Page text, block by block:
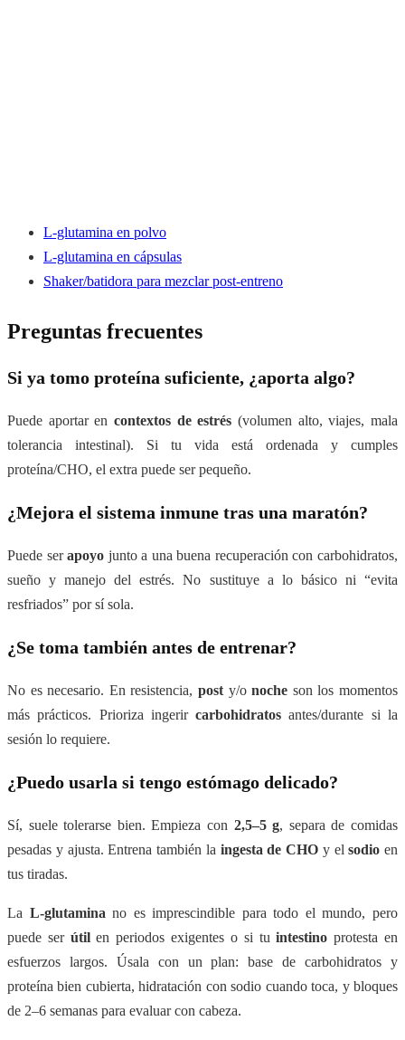
L-glutamina en polvo
L-glutamina en cápsulas
Shaker/batidora para mezclar post-entreno
Preguntas frecuentes
Si ya tomo proteína suficiente, ¿aporta algo?
Puede aportar en contextos de estrés (volumen alto, viajes, mala
tolerancia intestinal). Si tu vida está ordenada y cumples
proteína/CHO, el extra puede ser pequeño.
¿Mejora el sistema inmune tras una maratón?
Puede serapoyo junto a una buena recuperación con carbohidratos,
sueño y manejo del estrés. No sustituye a lo básico ni “evita
resfriados” por sí sola.
¿Se toma también antes de entrenar?
No es necesario. En resistencia, post y/onoche son los momentos
más prácticos. Prioriza ingerircarbohidratos antes/durante si la
sesión lo requiere.
¿Puedo usarla si tengo estómago delicado?
Sí, suele tolerarse bien. Empieza con 2,5–5 g, separa de comidas
pesadas y ajusta. Entrena también la ingesta de CHO y elsodio en
tus tiradas.
La L-glutamina no es imprescindible para todo el mundo, pero
puede ser útilen periodos exigentes o si tuintestino protesta en
esfuerzos largos. Úsala con un plan: base de carbohidratos y
proteína bien cubierta, hidratación con sodio cuando toca, y bloques
de 2–6 semanas para evaluar con cabeza.